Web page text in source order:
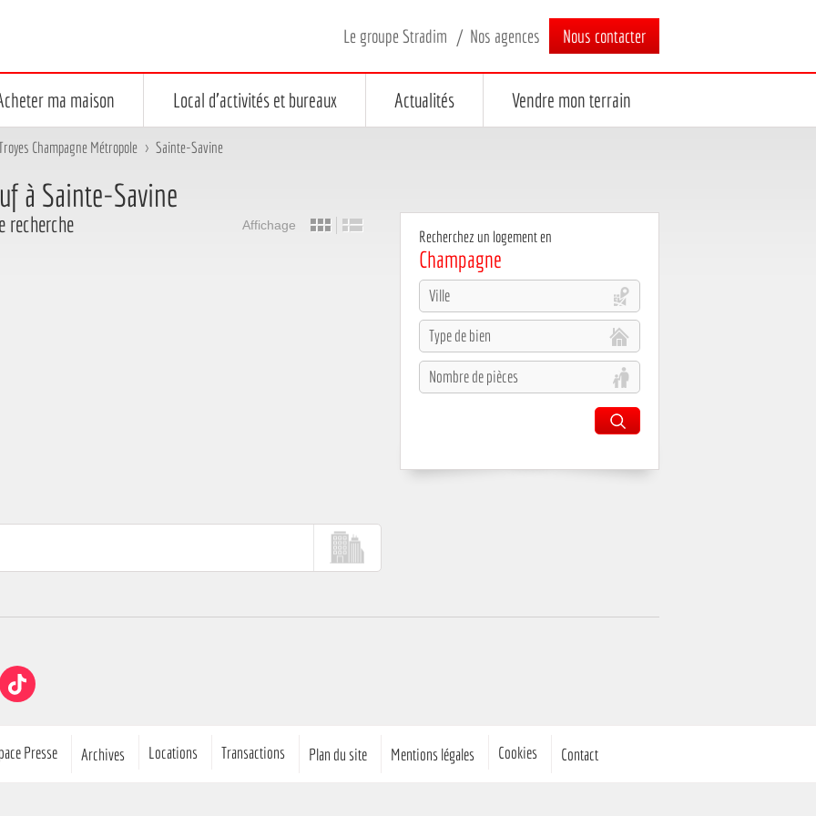
Le groupe Stradim Nos agences Nous contacter
ma maison Local d'activités et bureaux Actualités Vendre mon terrain
Champagne Métropole > Sainte-Savine
à Sainte-Savine
recherche Affichage
Recherchez un logement en
Champagne
TikTok
Presse Archives Locations Transactions Plan du site Mentions légales Cookies Contact